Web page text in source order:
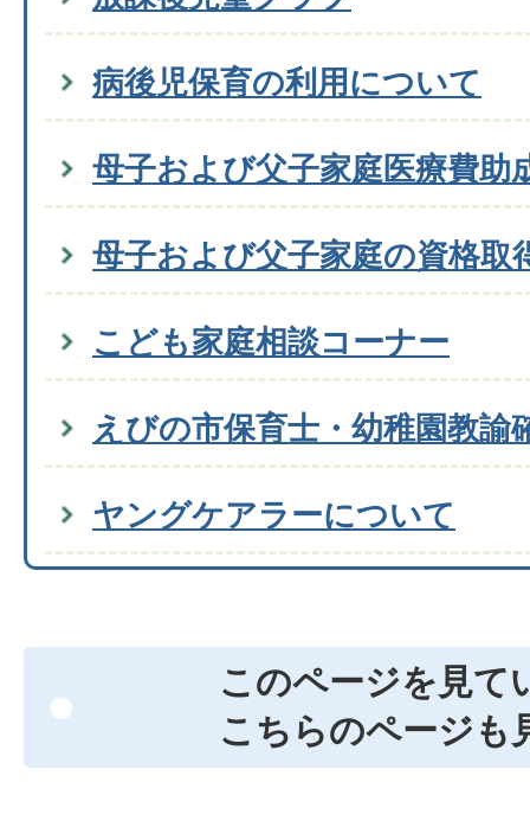
病後児保育の利用について
母子および父子家庭医療費助
母子および父子家庭の資格取
こども家庭相談コーナー
えびの市保育士・幼稚園教諭
ヤングケアラーについて
このページを見て
こちらのページも